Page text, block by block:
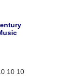
10 10